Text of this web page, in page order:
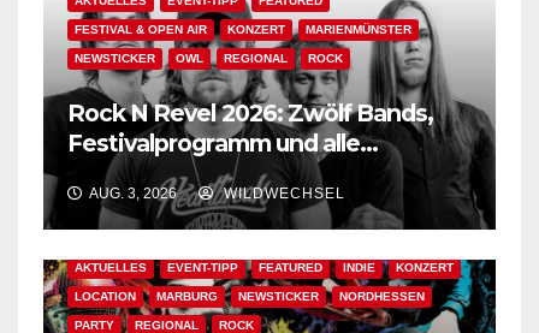
FESTIVAL & OPEN AIR KONZERT MARIENMÜNSTER
NEWSTICKER OWL REGIONAL ROCK
Rock N Revel 2026: Zwölf Bands,
Festivalprogramm und alle
wichtigen Informationen!
AUG. 3, 2026 WILDWECHSEL
AKTUELLES EVENT-TIPP FEATURED INDIE KONZERT
LOCATION MARBURG NEWSTICKER NORDHESSEN
PARTY REGIONAL ROCK